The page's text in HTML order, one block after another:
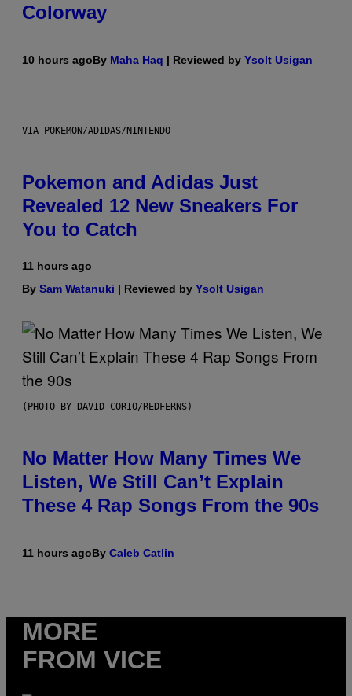
Colorway
10 hours agoBy Maha Haq | Reviewed by Ysolt Usigan
VIA POKEMON/ADIDAS/NINTENDO
Pokemon and Adidas Just
Revealed 12 New Sneakers For
You to Catch
11 hours ago
By Sam Watanuki | Reviewed by Ysolt Usigan
(PHOTO BY DAVID CORIO/REDFERNS)
No Matter How Many Times We
Listen, We Still Can’t Explain
These 4 Rap Songs From the 90s
11 hours agoBy Caleb Catlin
MORE
FROM VICE